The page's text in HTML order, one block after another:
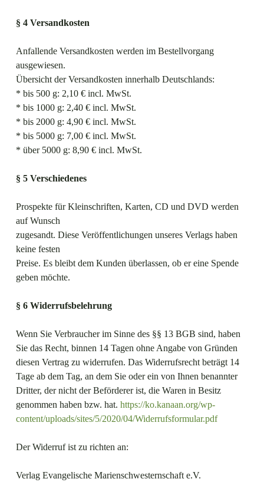
§ 4 Versandkosten
Anfallende Versandkosten werden im Bestellvorgang
ausgewiesen.
Übersicht der Versandkosten innerhalb Deutschlands:
* bis 500 g: 2,10 € incl. MwSt.
* bis 1000 g: 2,40 € incl. MwSt.
* bis 2000 g: 4,90 € incl. MwSt.
* bis 5000 g: 7,00 € incl. MwSt.
* über 5000 g: 8,90 € incl. MwSt.
§ 5 Verschiedenes
Prospekte für Kleinschriften, Karten, CD und DVD werden
auf Wunsch
zugesandt. Diese Veröffentlichungen unseres Verlags haben
keine festen
Preise. Es bleibt dem Kunden überlassen, ob er eine Spende
geben möchte.
§ 6 Widerrufsbelehrung
Wenn Sie Verbraucher im Sinne des §§ 13 BGB sind, haben
Sie das Recht, binnen 14 Tagen ohne Angabe von Gründen
diesen Vertrag zu widerrufen. Das Widerrufsrecht beträgt 14
Tage ab dem Tag, an dem Sie oder ein von Ihnen benannter
Dritter, der nicht der Beförderer ist, die Waren in Besitz
genommen haben bzw. hat. https://ko.kanaan.org/wp-
content/uploads/sites/5/2020/04/Widerrufsformular.pdf
Der Widerruf ist zu richten an:
Verlag Evangelische Marienschwesternschaft e.V.